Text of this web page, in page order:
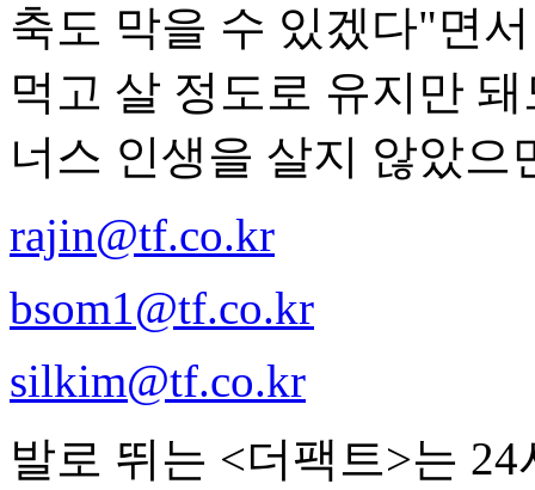
축도 막을 수 있겠다"면
먹고 살 정도로 유지만
너스 인생을 살지 않았으
rajin@tf.co.kr
bsom1@tf.co.kr
silkim@tf.co.kr
발로 뛰는 <더팩트>는